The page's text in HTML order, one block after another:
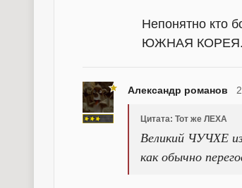
Непонятно кто
ЮЖНАЯ КОРЕЯ.
Александр романов
Цитата: Тот же ЛЕХА
Великий ЧУЧХЕ
как обычно